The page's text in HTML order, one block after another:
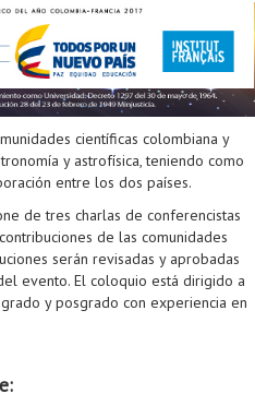
científicas colombiana y
y astrofísica, teniendo como
entre los dos países.
de tres charlas de conferencistas
de las comunidades
serán revisadas y aprobadas
evento. El coloquio está dirigido a
y posgrado con experiencia en